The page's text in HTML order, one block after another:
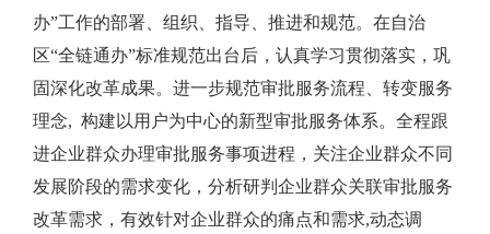
办”工作的部署、组织、指导、推进和规范。在自治
区“全链通办”标准规范出台后，认真学习贯彻落实，巩
固深化改革成果。进一步规范审批服务流程、转变服务
理念, 构建以用户为中心的新型审批服务体系。全程跟
进企业群众办理审批服务事项进程，关注企业群众不同
发展阶段的需求变化，分析研判企业群众关联审批服务
改革需求，有效针对企业群众的痛点和需求,动态调